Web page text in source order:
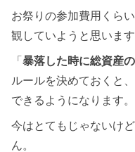
お祭りの参加費用くら
観していようと思います
「 暴落した時に総資産
ルールを決めておくと
できるようになります。
今はとてもじゃないけ
ん。